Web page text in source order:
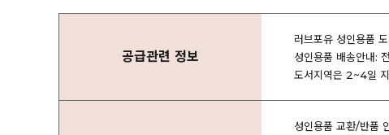
공급관련 정보
러브포유 성인용품
성인용품 배송안내:
도서지역은 2~4일
성인용품 교환/반품